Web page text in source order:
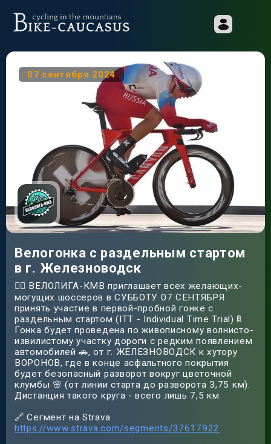
07 сентября 2024
Велогонка с раздельным стартом
в г. Железноводск
🚴‍♂️ ВЕЛОЛИГА-КМВ приглашает всех желающих-
могущих шоссеров в СУББОТУ 07 СЕНТЯБРЯ
принять участие в первой-пробной гонке с
раздельным стартом (ITT - Individual Time Trial) 🚦.
Гонка будет проведена по живописному волнисто-
извилистому участку дороги с редким появлением
автомобилей 🚗, от г. ЖЕЛЕЗНОВОДСК к хутору
ВОРОНОВ, где в конце асфальтного покрытия
будет безопасный разворот вокруг цветочной
клумбы 🌸 (от линии старта до разворота 3,75 км).
Дистанция такого круга - всего лишь 7,5 км.
🔗 Сегмент на Strava
https://www.strava.com/segments/37617922